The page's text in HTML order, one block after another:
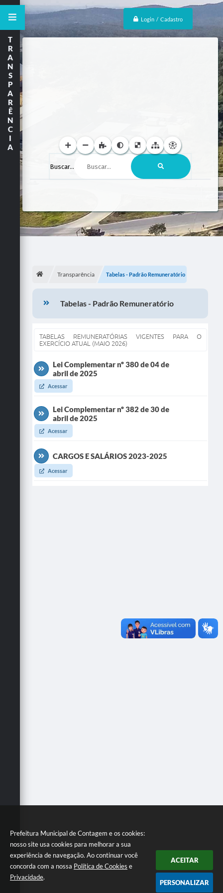
Prefeitura Municipal de Contagem e os cookies:
nosso site usa cookies para melhorar a sua
experiência de navegação. Ao continuar você
concorda com a nossa Política de Cookies e
Privacidade.
ACEITAR
PERSONALIZAR
Login / Cadastro
Buscar...
T
R
A
N
S
P
A
R
Ê
N
C
I
A
Transparência Tabelas - Padrão Remuneratório
Tabelas - Padrão Remuneratório
TABELAS REMUNERATÓRIAS VIGENTES PARA O
EXERCÍCIO ATUAL (MAIO 2026)
Lei Complementar nº 380 de 04 de
abril de 2025
Acessar
Lei Complementar nº 382 de 30 de
abril de 2025
Acessar
CARGOS E SALÁRIOS 2023-2025
Acessar